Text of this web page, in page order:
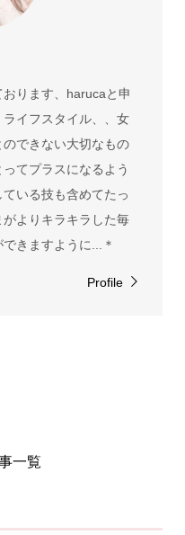
ります、harucaと申
イフスタイル、、女
できない大切なもの
てプラスになるよう
いる技も含めてたっ
よりキラキラした毎
きますように...＊
Profile
一覧